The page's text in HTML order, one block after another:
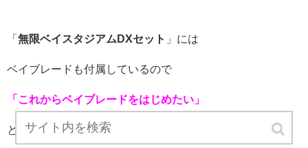
「 無限ベイスタジアムDXセット 」には
ベイブレードも付属しているので
「これからベイブレードをはじめたい」
というお子さんにおすすめです！